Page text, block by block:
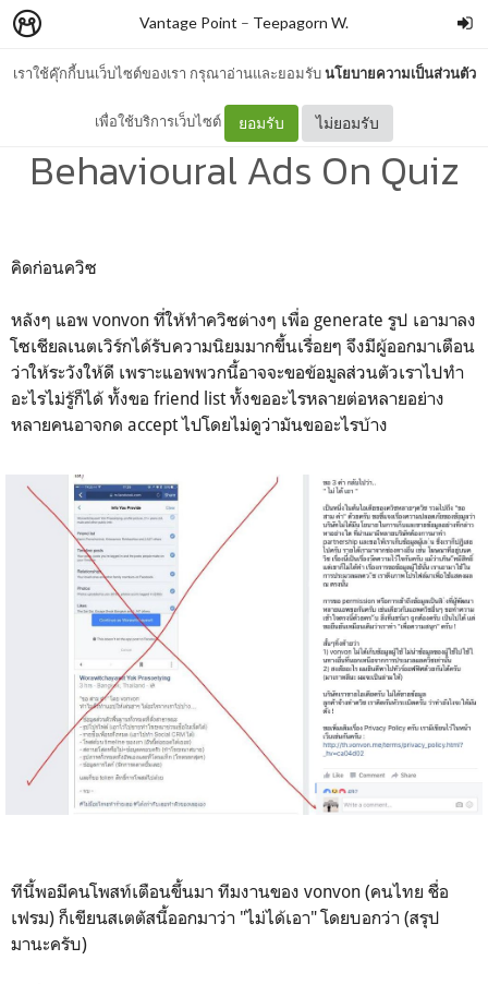
เราใช้คุ๊กกี้บนเว็บไซต์ของเรา กรุณาอ่านและยอมรับนโยบายความเป็นส่วนตัว
เพื่อใช้บริการเว็บไซต์ ยอมรับ ไม่ยอมรับ
Vantage Point – Teepagorn W.
On Tracking And
Behavioural Ads On Quiz
คิดก่อนควิซ
หลังๆ แอพ vonvon ที่ให้ทำควิซต่างๆ เพื่อ generate รูป เอามาลง
โซเชียลเนตเวิร์กได้รับความนิยมมากขึ้นเรื่อยๆ จึงมีผู้ออกมาเตือน
ว่าให้ระวังให้ดี เพราะแอพพวกนี้อาจจะขอข้อมูลส่วนตัวเราไปทำ
อะไรไม่รู้ก็ได้ ทั้งขอ friend list ทั้งขออะไรหลายต่อหลายอย่าง
หลายคนอาจกด accept ไปโดยไม่ดูว่ามันขออะไรบ้าง
ทีนี้พอมีคนโพสท์เตือนขึ้นมา ทีมงานของ vonvon (คนไทย ชื่อ
เฟรม) ก็เขียนสเตตัสนี้ออกมาว่า "ไม่ได้เอา" โดยบอกว่า (สรุป
มานะครับ)